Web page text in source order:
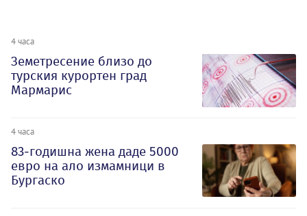
4 часа
Земетресение близо до
турския курортен град
Мармарис
4 часа
83-годишна жена даде 5000
евро на ало измамници в
Бургаско